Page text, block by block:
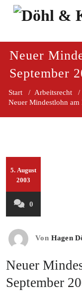
Zum
Neuer
September
Start / Arbeitsrecht /
Neuer Mindestlohn am
5. August
2003
0
Von Hagen
Neuer
September